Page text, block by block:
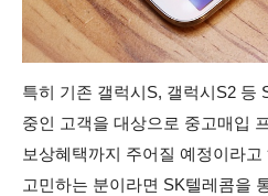
특히 기존 갤럭시S, 갤럭시S2 등
중인 고객을 대상으로 중고매입
보상혜택까지 주어질 예정이라
고민하는 분이라면 SK텔레콤을